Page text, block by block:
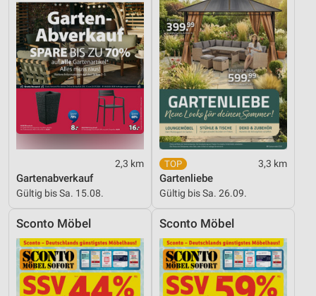
2,3 km
Gartenabverkauf
Gültig bis Sa. 15.08.
3,3 km
Gartenliebe
Gültig bis Sa. 26.09.
Sconto Möbel Sconto Möbel
Performance
Funktional
Werbung